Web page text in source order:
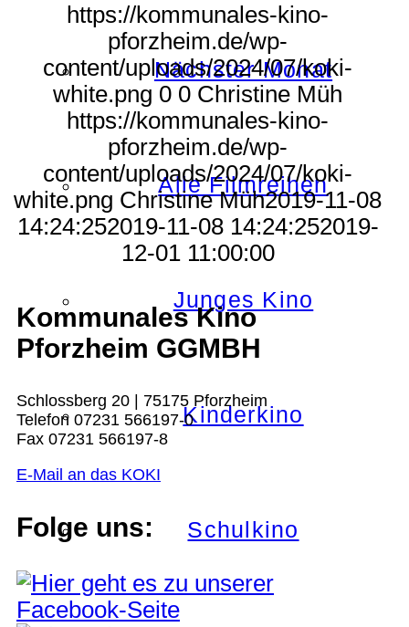
Nächster Monat
Alle Filmreihen
Junges Kino
Kinderkino
Schulkino
https://kommunales-kino-
pforzheim.de/wp-
content/uploads/2024/07/koki-
white.png 0 0 Christine Müh
https://kommunales-kino-
pforzheim.de/wp-
content/uploads/2024/07/koki-
white.png Christine Müh2019-11-08
14:24:252019-11-08 14:24:252019-
12-01 11:00:00
Kommunales Kino
Pforzheim GGMBH
Schlossberg 20 | 75175 Pforzheim
Telefon 07231 566197-0
Fax 07231 566197-8
E-Mail an das KOKI
Folge uns: